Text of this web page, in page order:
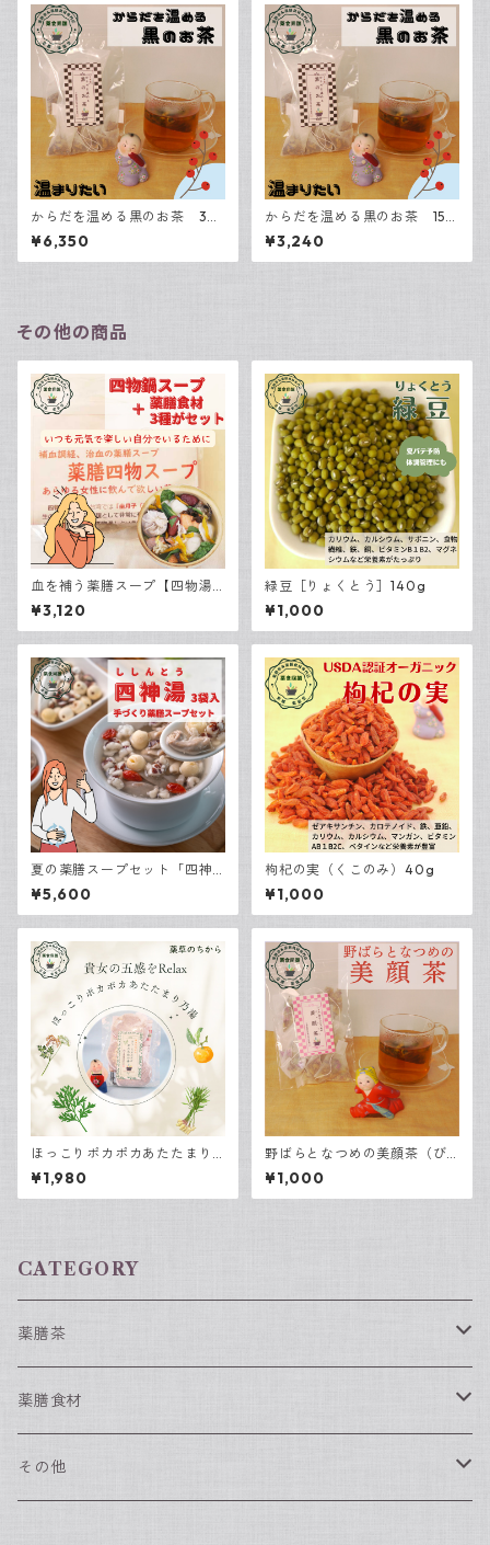
からだを温める黒のお茶 30
包入
¥6,350
からだを温める黒のお茶 15包
入
¥3,240
その他の商品
血を補う薬膳スープ【四物湯
スープと食材3点セット】
¥3,120
緑豆［りょくとう］140g
¥1,000
夏の薬膳スープセット「四神
湯（ししんとう）」3袋入り
¥5,600
枸杞の実（くこのみ）40g
¥1,000
ほっこりポカポカあたたまり
乃湯［3袋入り］
¥1,980
野ばらとなつめの美顔茶（び
がんちゃ）3包入
¥1,000
CATEGORY
薬膳茶
春におすすめの薬膳茶
夏におすすめの薬膳茶
薬膳食材
薬膳食材（単品）
その他